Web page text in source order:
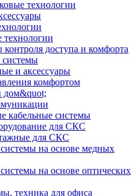
технологии
доступа и комфорта
и аксессуары
комфортом
кабельные системы
для СКС
для СКС
на основе медных
на основе оптических
техника для офиса